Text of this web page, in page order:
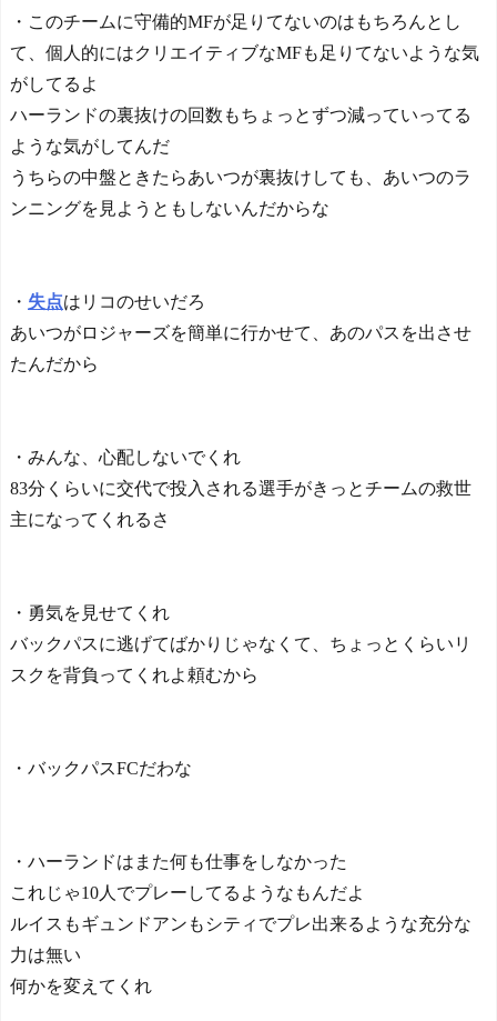
・このチームに守備的MFが足りてないのはもちろんとし
て、個人的にはクリエイティブなMFも足りてないような気
がしてるよ
ハーランドの裏抜けの回数もちょっとずつ減っていってる
ような気がしてんだ
うちらの中盤ときたらあいつが裏抜けしても、あいつのラ
ンニングを見ようともしないんだからな
・ 失点はリコのせいだろ
あいつがロジャーズを簡単に行かせて、あのパスを出させ
たんだから
・みんな、心配しないでくれ
83分くらいに交代で投入される選手がきっとチームの救世
主になってくれるさ
・勇気を見せてくれ
バックパスに逃げてばかりじゃなくて、ちょっとくらいリ
スクを背負ってくれよ頼むから
・バックパスFCだわな
・ハーランドはまた何も仕事をしなかった
これじゃ10人でプレーしてるようなもんだよ
ルイスもギュンドアンもシティでプレ出来るような充分な
力は無い
何かを変えてくれ